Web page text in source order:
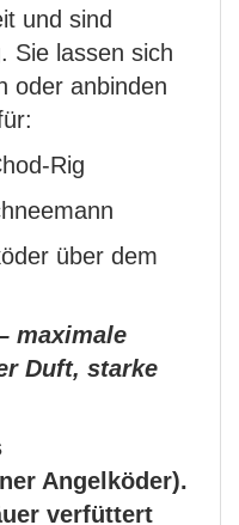
und sind
Sie lassen sich
oder anbinden
Rig
über dem
maximale
Duft, starke
Angelköder).
verfüttert